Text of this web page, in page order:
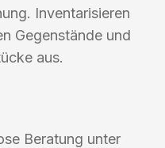
Inventarisieren
Gegenstände und
aus.
Beratung unter